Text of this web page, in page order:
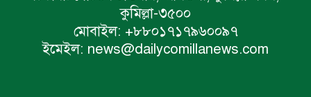
কুমিল্লা-৩৫০০
মোবাইল: +৮৮০১৭১৭৯৬০০৯৭
ইমেইল: news@dailycomillanews.com